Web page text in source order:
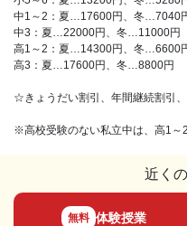
中1～2：夏…17600円、冬…7040
中3：夏…22000円、冬…11000円
高1～2：夏…14300円、冬…6600
高3：夏…17600円、冬…8800円
☆きょうだい割引、年間継続割引、
※高校受験のない私立中は、高1～
近く
無料 体験授業